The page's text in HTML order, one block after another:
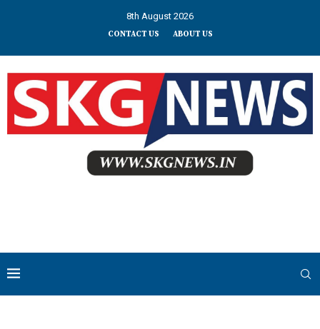
8th August 2026
CONTACT US ABOUT US